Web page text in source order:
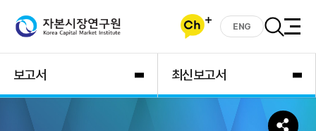
ENG
보고서 최신보고서